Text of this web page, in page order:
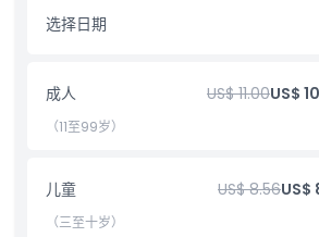
自然爱好者。酒店接送服务（仅限潘泰真浪
点选项确保您的便利，同时灵活的行程根据
程中，体验“兰卡威必做之事”，穿越马来西
包含项
选择日期
成人 US$ 11.00US$
（11至99岁）
儿童 US$ 8.56US$
（三至十岁）